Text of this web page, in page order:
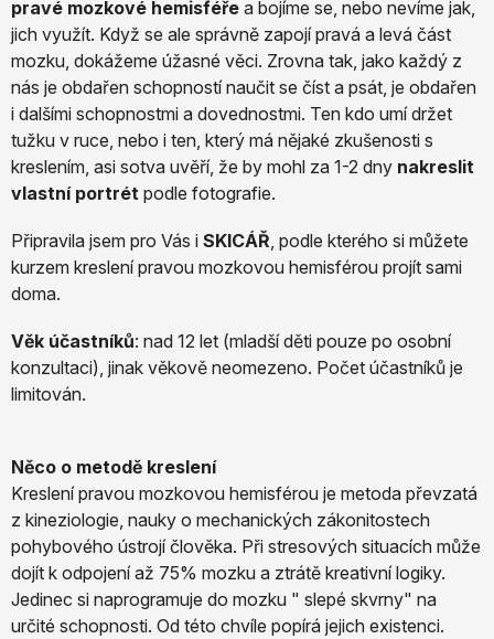
pravé mozkové hemisféře a bojíme se, nebo nevíme jak,
jich využít. Když se ale správně zapojí pravá a levá část
mozku, dokážeme úžasné věci. Zrovna tak, jako každý z
nás je obdařen schopností naučit se číst a psát, je obdařen
i dalšími schopnostmi a dovednostmi. Ten kdo umí držet
tužku v ruce, nebo i ten, který má nějaké zkušenosti s
kreslením, asi sotva uvěří, že by mohl za 1-2 dny nakreslit
vlastní portrét podle fotografie.
Připravila jsem pro Vás i SKICÁŘ , podle kterého si můžete
kurzem kreslení pravou mozkovou hemisférou projít sami
doma.
Věk účastníků: nad 12 let (mladší děti pouze po osobní
konzultaci), jinak věkově neomezeno. Počet účastníků je
limitován.
Něco o metodě kreslení
Kreslení pravou mozkovou hemisférou je metoda převzatá
z kineziologie, nauky o mechanických zákonitostech
pohybového ústrojí člověka. Při stresových situacích může
dojít k odpojení až 75% mozku a ztrátě kreativní logiky.
Jedinec si naprogramuje do mozku " slepé skvrny" na
určité schopnosti. Od této chvíle popírá jejich existenci.